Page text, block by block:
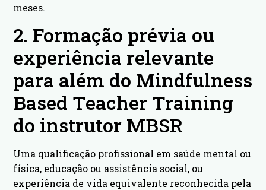
meses.
2. Formação prévia ou
experiência relevante
para além do Mindfulness
Based Teacher Training
do instrutor MBSR
Uma qualificação profissional em saúde mental ou
física, educação ou assistência social, ou
experiência de vida equivalente reconhecida pela